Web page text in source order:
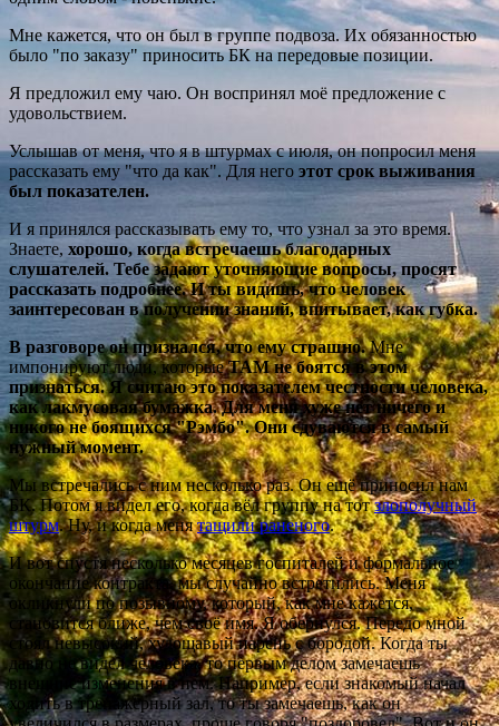
Мне кажется, что он был в группе подвоза. Их обязанностью
было "по заказу" приносить БК на передовые позиции.
Я предложил ему чаю. Он воспринял моë предложение с
удовольствием.
Услышав от меня, что я в штурмах с июля, он попросил меня
рассказать ему "что да как". Для него этот срок выживания
был показателен.
И я принялся рассказывать ему то, что узнал за это время.
Знаете, хорошо, когда встречаешь благодарных
слушателей. Тебе задают уточняющие вопросы, просят
рассказать подробнее. И ты видишь, что человек
заинтересован в получении знаний, впитывает, как губка.
В разговоре он признался, что ему страшно.Мне
импонируют люди, которыеТАМ не боятся в этом
признаться. Я считаю это показателем честности человека,
как лакмусовая бумажка. Для меня хуже нет ничего и
никого не боящихся "Рэмбо". Они сдуваются в самый
нужный момент.
Мы встречались с ним несколько раз. Он ещё приносил нам
БК. Потом я видел его, когда вёл группу на тотзлополучный
штурм. Ну, и когда менятащили раненого.
И вот спустя несколько месяцев госпиталей и формальное
окончание контракта, мы случайно встретились. Меня
окликнули по позывному, который, как мне кажется,
становится ближе, чем своë имя. Я обернулся. Передо мной
стоял невысокий, худощавый парень с бородой. Когда ты
давно не видел человека, то первым делом замечаешь
внешние изменения в нем. Например, если знакомый начал
ходить в тренажëрный зал, то ты замечаешь, как он